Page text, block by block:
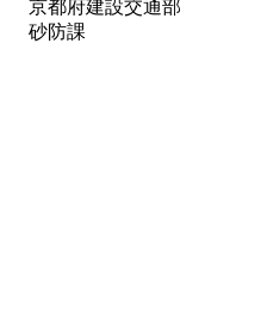
京都府建設交通部
砂防課